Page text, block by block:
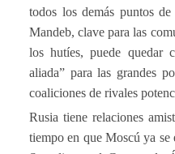
todos los demás puntos
Mandeb, clave para las
los hutíes, puede quedar
aliada” para las grandes
coaliciones de rivales
Rusia tiene relaciones
tiempo en que Moscú ya